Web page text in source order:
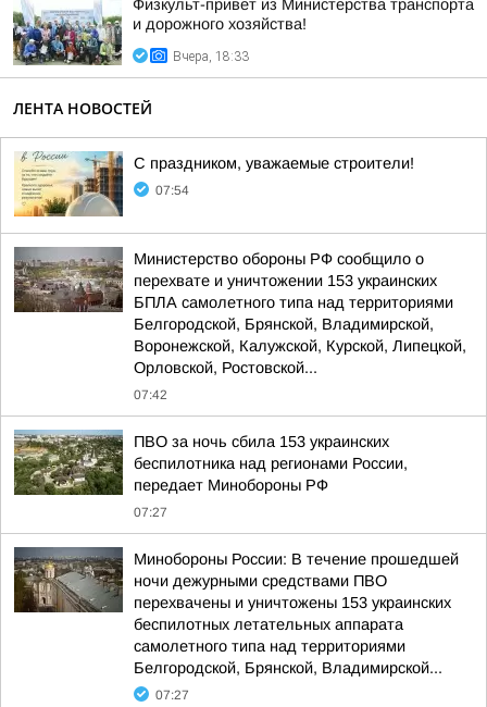
Физкульт-привет из Министерства транспорта
и дорожного хозяйства!
Вчера, 18:33
ЛЕНТА НОВОСТЕЙ
С праздником, уважаемые строители!
07:54
Министерство обороны РФ сообщило о
перехвате и уничтожении 153 украинских
БПЛА самолетного типа над территориями
Белгородской, Брянской, Владимирской,
Воронежской, Калужской, Курской, Липецкой,
Орловской, Ростовской...
07:42
ПВО за ночь сбила 153 украинских
беспилотника над регионами России,
передает Минобороны РФ
07:27
Минобороны России: В течение прошедшей
ночи дежурными средствами ПВО
перехвачены и уничтожены 153 украинских
беспилотных летательных аппарата
самолетного типа над территориями
Белгородской, Брянской, Владимирской...
07:27